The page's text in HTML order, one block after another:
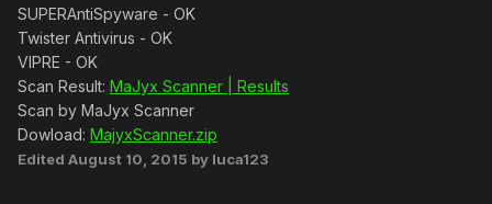
SUPERAntiSpyware - OK
Twister Antivirus - OK
VIPRE - OK
Scan Result: MaJyx Scanner | Results
Scan by MaJyx Scanner
Dowload: MajyxScanner.zip
Edited August 10, 2015 by luca123